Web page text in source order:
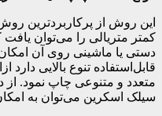
این روش از پرکاربردترین
کمتر متریالی را می‌توان
دستی یا ماشینی روی آن
متعدد و متنوعی چاپ نمود. از
سیلک اسکرین می‌توان به